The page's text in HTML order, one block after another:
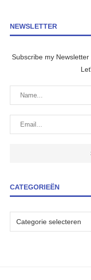
NEWSLETTER
Subscribe my
CATEGORIEËN